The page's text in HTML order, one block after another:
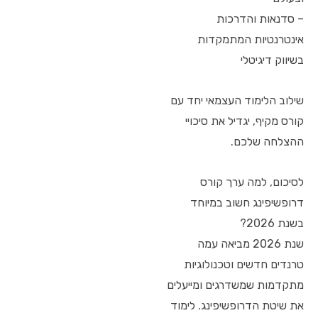
– סדנאות והדרכות
אינטרנטיות המתמקדות
בשיווק דיגיטלי
שילוב הלימוד העצמאי יחד עם
קורס מקיף, יגדיל את סיכויי
ההצלחה שלכם.
לסיכום, למה ערך קורס
דרופשיפינג חשוב במיוחד
בשנת 2026?
שנת 2026 מביאה עמה
טרנדים חדשים וטכנולוגיות
מתקדמות שמשדרגים ומייעלים
את שיטת הדרופשיפינג. לימוד